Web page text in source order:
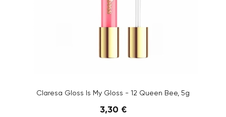
Claresa Gloss Is My Gloss - 12 Queen Bee, 5g
3,30 €